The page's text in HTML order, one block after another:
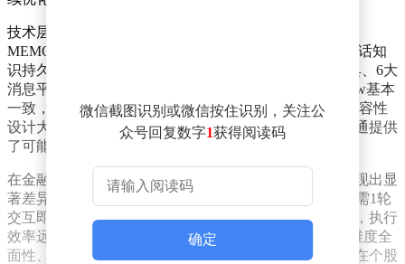
技术层面，Hermes Agent采用三层记忆架构，通过
MEMORY.md、USER.md与FTS5全文检索技术实现跨会话知
识持久化。该架构支持超过200种大模型、47种内置工具、6大
消息平台及6种沙盒后端，部署流程与同类产品OpenClaw基本
一致，甚至支持OpenClaw资源的一键迁移功能。这种兼容性
设计大幅降低了用户迁移成本，为智能体生态的互联互通提供
了可能。
在金融投研场景的实测中，Hermes Agent与OpenClaw展现出显
著差异化的能力。以卖方研报总结任务为例，Hermes仅需1轮
交互即可自动完成工具调用、报告分类与核心观点提炼，执行
效率远超对手；而OpenClaw虽需5-6轮交互，但在分析维度全
面性、分歧识别精度及研判深度上表现更优。这种差异在个股
微信截图识别或微信按住识别，关注公
众号回复数字1获得阅读码
确定